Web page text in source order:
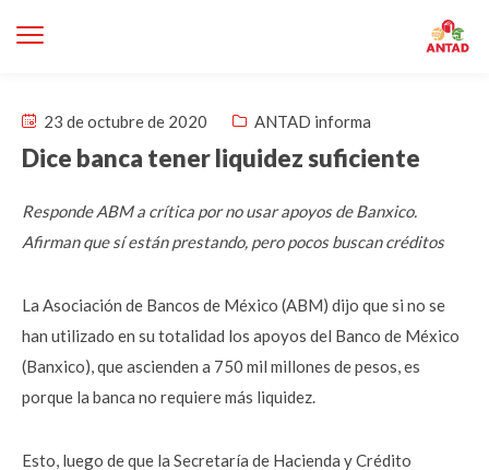
23 de octubre de 2020 ANTAD informa
Dice banca tener liquidez suficiente
Responde ABM a crítica por no usar apoyos de Banxico.
Afirman que sí están prestando, pero pocos buscan créditos
La Asociación de Bancos de México (ABM) dijo que si no se
han utilizado en su totalidad los apoyos del Banco de México
(Banxico), que ascienden a 750 mil millones de pesos, es
porque la banca no requiere más liquidez.
Esto, luego de que la Secretaría de Hacienda y Crédito